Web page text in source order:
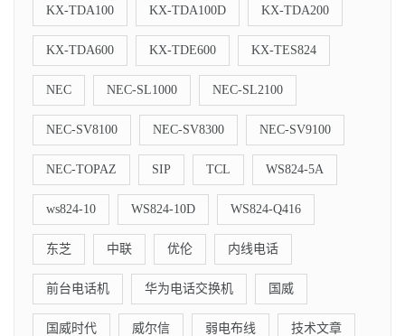
KX-TDA100 KX-TDA100D KX-TDA200
KX-TDA600 KX-TDE600 KX-TES824
NEC NEC-SL1000 NEC-SL2100
NEC-SV8100 NEC-SV8300 NEC-SV9100
NEC-TOPAZ SIP TCL WS824-5A
ws824-10 WS824-10D WS824-Q416
东芝 中联 优伦 内线电话
前台电话机 华为电话交换机 国威
国威时代 威尔信 弱电布线 技术文章